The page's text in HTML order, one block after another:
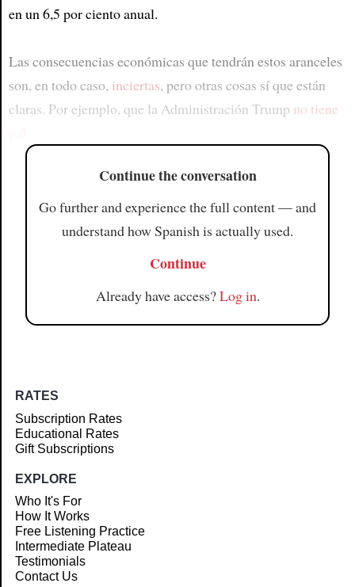
en un 6,5 por ciento anual.
Las consecuencias económicas que tendrán estos aranceles
son, en todo caso, inciertas, pero otras cosas sí que están
claras. Por ejemplo, que la Administración Trump no tiene
Continue the conversation
Go further and experience the full content — and
understand how Spanish is actually used.
Continue
Already have access?Log in.
RATES
Subscription Rates
Educational Rates
Gift Subscriptions
EXPLORE
Who It's For
How It Works
Free Listening Practice
Intermediate Plateau
Testimonials
Contact Us